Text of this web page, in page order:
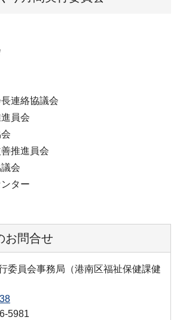
連絡協議会
員会
推進員会
会
ター
お問合せ
委員会事務局（港南区福祉保健課健
5981